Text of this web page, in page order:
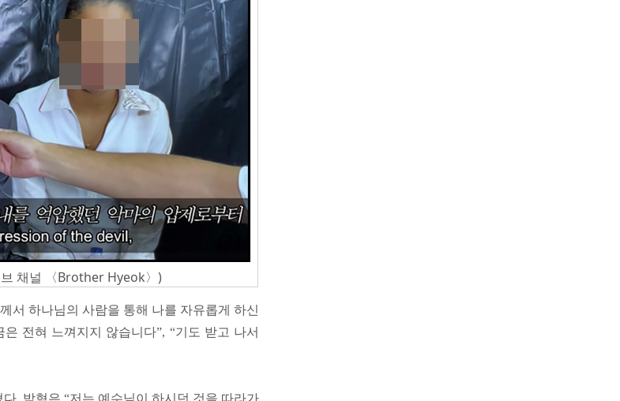
채널 〈Brother Hyeok〉)
서 하나님의 사람을 통해 나를 자유롭게 하신
전혀 느껴지지 않습니다”, “기도 받고 나서
. 박혁은 “저는 예수님이 하시던 것을 따라가